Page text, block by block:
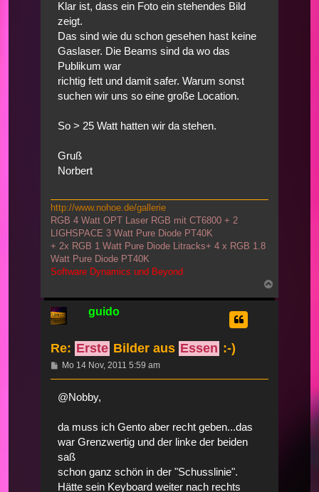
Klar ist, dass ein Foto ein stehendes Bild
zeigt.
Das sind wie du schon gesehen hast keine
Gaslaser. Die Beams sind da wo das
Publikum war
richtig fett und damit safer. Warum sonst
suchen wir uns so eine große Location.
So > 25 Watt hatten wir da stehen.
Gruß
Norbert
http://www.nohoe.de/gallerie
RGB 4 Watt OPT Laser RGB mit CT6800 + 2
LIGHSPACE 3 Watt Pure Diode PT40K
+ 2x RGB 1 Watt Pure Diode Litracks+ 4 x RGB 1.8
Watt Pure Diode PT40K
Software Dynamics und Beyond
oben
guido
Re: Erste Bilder aus Essen :-)
Beitrag
Mo 14 Nov, 2011 5:59 am
@Nobby,
da muss ich Gento aber recht geben...das
war Grenzwertig und der linke der beiden
saß
schon ganz schön in der "Schusslinie".
Hätte sein Keyboard weiter nach rechts